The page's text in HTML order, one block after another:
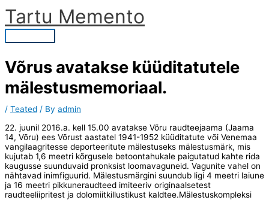
Skip
content
Tartu Memento
Main
Võrus avatakse küüditatutele
mälestusmemoriaal.
/ Teated / By admin
22. juunil 2016.a. kell 15.00 avatakse Võru raudteejaama (Jaama
14, Võru) ees Võrust aastatel 1941-1952 küüditatute või Venemaa
vangilaagritesse deporteeritute mälestuseks mälestusmärk, mis
kujutab 1,6 meetri kõrgusele betoontahukale paigutatud kahte rida
kaugusse suunduvaid pronksist loomavaguneid. Vagunite vahel on
nähtavad inimfiguurid. Mälestusmärgini suundub ligi 4 meetri laiune
ja 16 meetri pikkuneraudteed imiteeriv originaalsetest
raudteeliipritest ja dolomiitkillustikust kaldtee.Mälestuskompleksi